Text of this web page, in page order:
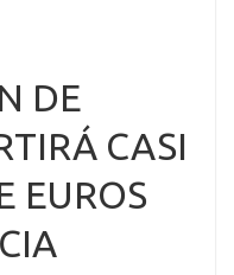
DE
CASI
EUROS